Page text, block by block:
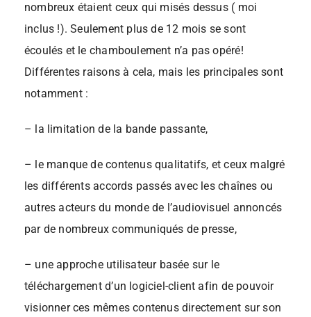
nombreux étaient ceux qui misés dessus ( moi
inclus !). Seulement plus de 12 mois se sont
écoulés et le chamboulement n’a pas opéré!
Différentes raisons à cela, mais les principales sont
notamment :
– la limitation de la bande passante,
– le manque de contenus qualitatifs, et ceux malgré
les différents accords passés avec les chaînes ou
autres acteurs du monde de l’audiovisuel annoncés
par de nombreux communiqués de presse,
– une approche utilisateur basée sur le
téléchargement d’un logiciel-client afin de pouvoir
visionner ces mêmes contenus directement sur son